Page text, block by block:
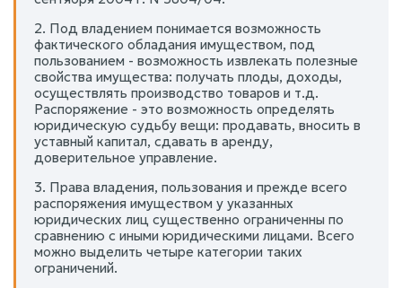
2. Под владением понимается возможность
фактического обладания имуществом, под
пользованием - возможность извлекать полезные
свойства имущества: получать плоды, доходы,
осуществлять производство товаров и т.д.
Распоряжение - это возможность определять
юридическую судьбу вещи: продавать, вносить в
уставный капитал, сдавать в аренду,
доверительное управление.
3. Права владения, пользования и прежде всего
распоряжения имуществом у указанных
юридических лиц существенно ограниченны по
сравнению с иными юридическими лицами. Всего
можно выделить четыре категории таких
ограничений.